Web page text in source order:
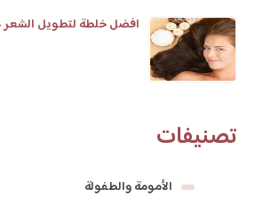
افضل خلطة لتطويل الشعر 2024
تصنيفات
الأمومة والطفولة